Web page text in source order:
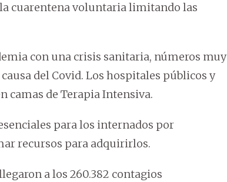
cuarentena voluntaria limitando las
con una crisis sanitaria, números muy
del Covid. Los hospitales públicos y
camas de Terapia Intensiva.
para los internados por
recursos para adquirirlos.
a los 260.382 contagios